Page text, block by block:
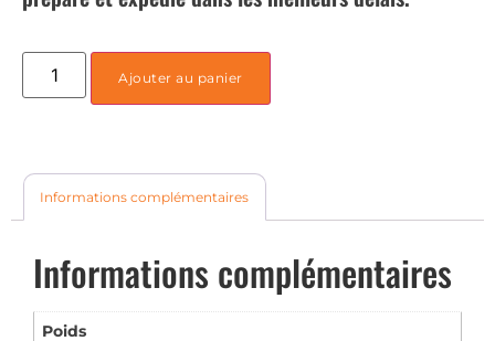
Ajouter au panier
Informations complémentaires
Informations complémentaires
Poids